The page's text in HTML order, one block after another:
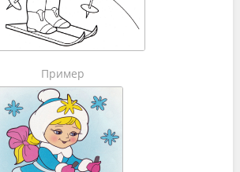
Пример